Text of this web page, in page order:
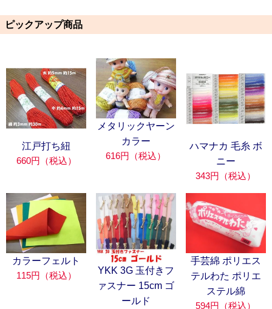
ピックアップ商品
江戸打ち紐
660円（税込）
メタリックヤーン
カラー
616円（税込）
ハマナカ 毛糸 ボ
ニー
343円（税込）
カラーフェルト
115円（税込）
YKK 3G 玉付きフ
ァスナー 15cm ゴ
ールド
手芸綿 ポリエス
テルわた ポリエ
ステル綿
594円（税込）